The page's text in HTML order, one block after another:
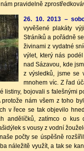
pravidelně
26. 10. 2013 –
vyvěšené plakáty
Stráníků a pořádně
živinami z vydatné
výlet, který nás
nad Sázavou, kde
z výsledků, jsme se
mnohem víc. Z řad
listiny, bojovali s falešnými
nám všem z toho
v řece se tak objevilo
andělíčků, zatímco o
s vousy z vodní
počty se úspěšně
náležitě využít, a tak se